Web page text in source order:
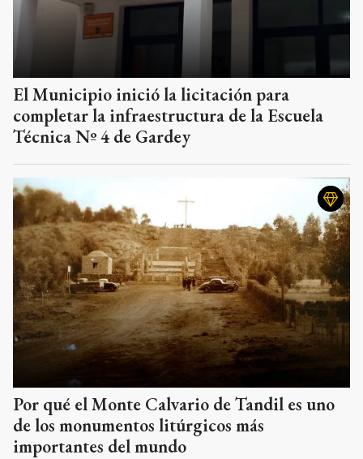
El Municipio inició la licitación para
completar la infraestructura de la Escuela
Técnica Nº 4 de Gardey
Por qué el Monte Calvario de Tandil es uno
de los monumentos litúrgicos más
importantes del mundo